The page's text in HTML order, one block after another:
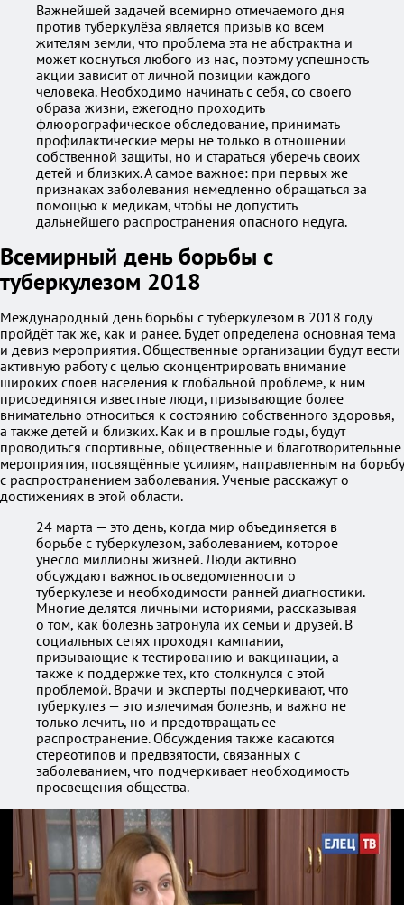
Важнейшей задачей всемирно отмечаемого дня
против туберкулёза является призыв ко всем
жителям земли, что проблема эта не абстрактна и
может коснуться любого из нас, поэтому успешность
акции зависит от личной позиции каждого
человека. Необходимо начинать с себя, со своего
образа жизни, ежегодно проходить
флюорографическое обследование, принимать
профилактические меры не только в отношении
собственной защиты, но и стараться уберечь своих
детей и близких. А самое важное: при первых же
признаках заболевания немедленно обращаться за
помощью к медикам, чтобы не допустить
дальнейшего распространения опасного недуга.
Всемирный день борьбы с
туберкулезом 2018
Международный день борьбы с туберкулезом в 2018 году
пройдёт так же, как и ранее. Будет определена основная тема
и девиз мероприятия. Общественные организации будут вести
активную работу с целью сконцентрировать внимание
широких слоев населения к глобальной проблеме, к ним
присоединятся известные люди, призывающие более
внимательно относиться к состоянию собственного здоровья,
а также детей и близких. Как и в прошлые годы, будут
проводиться спортивные, общественные и благотворительные
мероприятия, посвящённые усилиям, направленным на борьбу
с распространением заболевания. Ученые расскажут о
достижениях в этой области.
24 марта — это день, когда мир объединяется в
борьбе с туберкулезом, заболеванием, которое
унесло миллионы жизней. Люди активно
обсуждают важность осведомленности о
туберкулезе и необходимости ранней диагностики.
Многие делятся личными историями, рассказывая
о том, как болезнь затронула их семьи и друзей. В
социальных сетях проходят кампании,
призывающие к тестированию и вакцинации, а
также к поддержке тех, кто столкнулся с этой
проблемой. Врачи и эксперты подчеркивают, что
туберкулез — это излечимая болезнь, и важно не
только лечить, но и предотвращать ее
распространение. Обсуждения также касаются
стереотипов и предвзятости, связанных с
заболеванием, что подчеркивает необходимость
просвещения общества.